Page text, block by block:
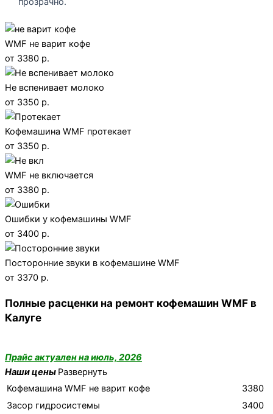
WMF не варит кофе
от 3380 р.
Не вспенивает молоко
от 3350 р.
Кофемашина WMF протекает
от 3350 р.
WMF не включается
от 3380 р.
Ошибки у кофемашины WMF
от 3400 р.
Посторонние звуки в кофемашине WMF
от 3370 р.
Полные расценки на ремонт кофемашин WMF в
Калуге
Прайс актуален на июль, 2026
Наши цены Развернуть
Кофемашина WMF не варит кофе
3380
Засор гидросистемы
3400